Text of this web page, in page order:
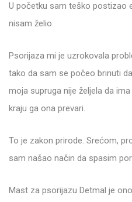
U početku sam teško postizao
nisam želio.
Psorijaza mi je uzrokovala
tako da sam se počeo brinuti
moja supruga nije željela da
kraju ga ona prevari.
To je zakon prirode. Srećom,
sam našao način da spasim
Mast za psorijazu Detmal je